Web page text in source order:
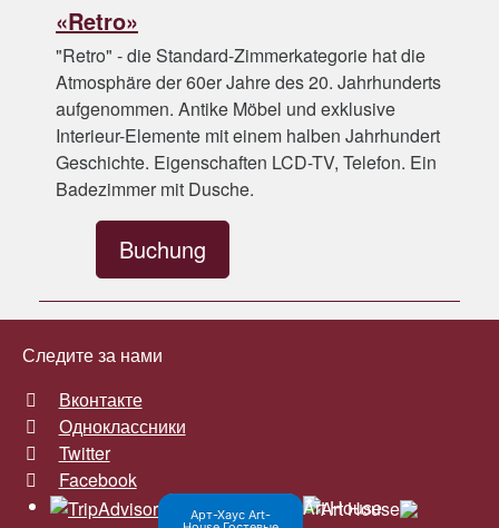
«Retro»
"Retro" - die Standard-Zimmerkategorie hat die
Atmosphäre der 60er Jahre des 20. Jahrhunderts
aufgenommen. Antike Möbel und exklusive
Interieur-Elemente mit einem halben Jahrhundert
Geschichte. Eigenschaften LCD-TV, Telefon. Ein
Badezimmer mit Dusche.
Buchung
Следите за нами
Вконтакте
Одноклассники
Twitter
Facebook
Арт-Хаус Art- Art House